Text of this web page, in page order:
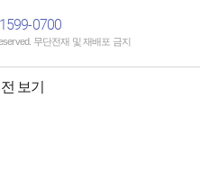
1599-0700
무단전재 및 재배포 금지
보기